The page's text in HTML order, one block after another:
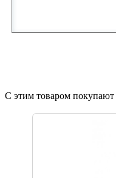
С этим товаром покупают